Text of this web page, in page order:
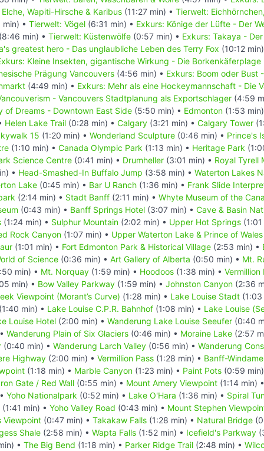
Wapiti-Hirsche & Karibus (11:27 min) • Tierwelt:
• Tierwelt: Vögel (6:31 min) • Exkurs: Könige der Lüfte - Der
min) • Tierwelt: Küstenwölfe (0:57 min) • Exkurs: Takaya -
greatest hero - Das unglaubliche Leben des Terry Fox (10:12
Kleine Insekten, gigantische Wirkung - Die Borkenkäferplage
Prägung Vancouvers (4:56 min) • Exkurs: Boom oder Bust
(4:49 min) • Exkurs: Mehr als eine Hockeymannschaft - Die
- Vancouvers Stadtplanung als Exportschlager (4:59
of Dreams - Downtown East Side (5:50 min) • Edmonton (1:53
Helen Lake Trail (0:28 min) • Calgary (3:21 min) • Calgary Tower
15 (1:20 min) • Wonderland Sculpture (0:46 min) • Prince's
(1:10 min) • Canada Olympic Park (1:13 min) • Heritage Park
Science Centre (0:41 min) • Drumheller (3:01 min) • Royal Tyrell
• Head-Smashed-In Buffalo Jump (3:58 min) • Waterton Lakes
Lake (0:45 min) • Bar U Ranch (1:36 min) • Frank Slide
(2:14 min) • Stadt Banff (2:11 min) • Whyte Museum of the
(0:43 min) • Banff Springs Hotel (3:07 min) • Cave & Basin
(1:24 min) • Sulphur Mountain (2:02 min) • Upper Hot Springs
Rock Canyon (1:07 min) • Upper Waterton Lake & Prince of
(1:01 min) • Fort Edmonton Park & Historical Village (2:53 min) •
of Science (0:36 min) • Art Gallery of Alberta (0:50 min) • Mt.
min) • Mt. Norquay (1:59 min) • Hoodoos (1:38 min) • Vermillion
min) • Bow Valley Parkway (1:59 min) • Johnston Canyon (2:36
Viewpoint (Morant’s Curve) (1:28 min) • Lake Louise Stadt
min) • Lake Louise C.P.R. Bahnhof (1:08 min) • Lake Louise
Louise Hotel (2:00 min) • Wanderung Lake Louise Seeufer (0:40
Wanderung Plain of Six Glaciers (0:46 min) • Moraine Lake (2:57
(0:40 min) • Wanderung Larch Valley (0:56 min) • Wanderung
Highway (2:00 min) • Vermillion Pass (1:28 min) • Banff-
(1:18 min) • Marble Canyon (1:23 min) • Paint Pots (0:59
Gate / Red Wall (0:55 min) • Mount Amery Viewpoint (1:14 min)
Yoho Nationalpark (0:52 min) • Lake O'Hara (1:36 min) • Spiral
(1:41 min) • Yoho Valley Road (0:43 min) • Mount Stephen
Viewpoint (0:47 min) • Takakaw Falls (1:28 min) • Natural Bridge
Shale (2:58 min) • Wapta Falls (1:52 min) • Icefield's Parkway
• The Big Bend (1:18 min) • Parker Ridge Trail (2:48 min) •